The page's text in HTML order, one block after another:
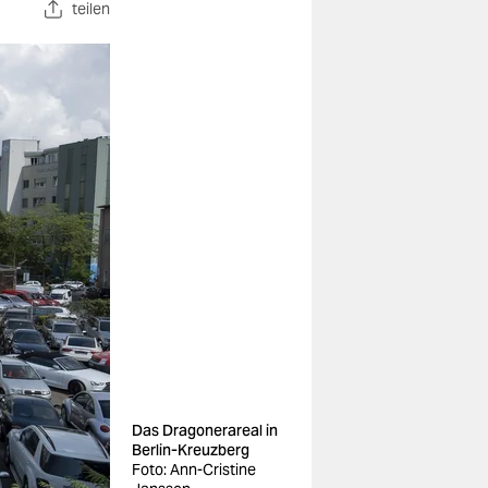
teilen
Das Dragonerareal in
Berlin-Kreuzberg
Foto: Ann-Cristine